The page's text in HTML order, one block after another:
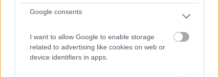
Google consents
I want to allow Google to enable storage
related to advertising like cookies on web or
device identifiers in apps.
Due parcheggi adiacenti, segnalati, in centro al paese, s...